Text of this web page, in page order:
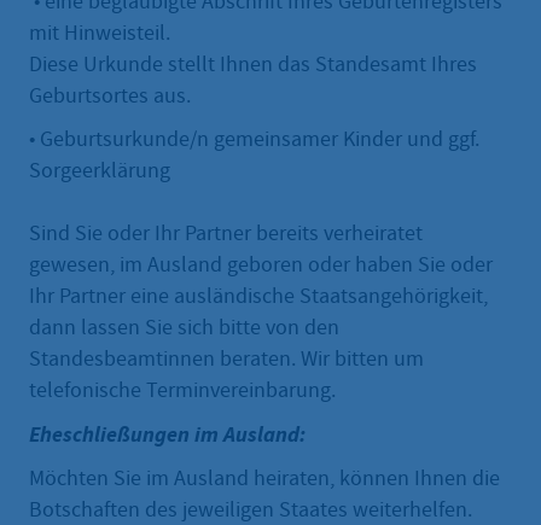
mit Hinweisteil.
Diese Urkunde stellt Ihnen das Standesamt Ihres
Geburtsortes aus.
• Geburtsurkunde/n gemeinsamer Kinder und ggf.
Sorgeerklärung
Sind Sie oder Ihr Partner bereits verheiratet
gewesen, im Ausland geboren oder haben Sie oder
Ihr Partner eine ausländische Staatsangehörigkeit,
dann lassen Sie sich bitte von den
Standesbeamtinnen beraten. Wir bitten um
telefonische Terminvereinbarung.
Eheschließungen im Ausland:
Möchten Sie im Ausland heiraten, können Ihnen die
Botschaften des jeweiligen Staates weiterhelfen.